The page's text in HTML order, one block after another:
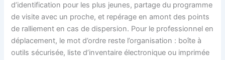
d’identification pour les plus jeunes, partage du programme
de visite avec un proche, et repérage en amont des points
de ralliement en cas de dispersion. Pour le professionnel en
déplacement, le mot d’ordre reste l’organisation : boîte à
outils sécurisée, liste d’inventaire électronique ou imprimée